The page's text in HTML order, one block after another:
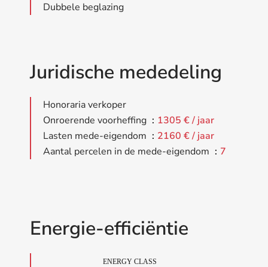
Dubbele beglazing
Juridische mededeling
Honoraria verkoper
Onroerende voorheffing
1305 € / jaar
Lasten mede-eigendom
2160 € / jaar
Aantal percelen in de mede-eigendom
7
Energie-efficiëntie